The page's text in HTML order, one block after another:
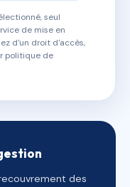
seul
de mise en
d'un droit d'accès,
politique de
des